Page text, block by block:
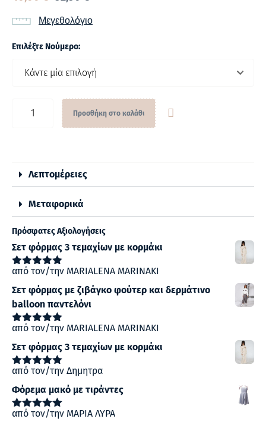
Μεγεθολόγιο
Επιλέξτε Νούμερο:
Προσθήκη στο καλάθι
Λεπτομέρειες
Μεταφορικά
Πρόσφατες Αξιολογήσεις
Σετ φόρμας 3 τεμαχίων με κορμάκι
Βαθμολογήθηκε
από 5
από τον/την MARIALENA MARINAKI
Σετ φόρμας με ζιβάγκο φούτερ και δερμάτινο
balloon παντελόνι
Βαθμολογήθηκε
από 5
από τον/την MARIALENA MARINAKI
Σετ φόρμας 3 τεμαχίων με κορμάκι
Βαθμολογήθηκε
με
από τον/την Δημητρα
Φόρεμα μακό με τιράντες
Βαθμολογήθηκε
από τον/την ΜΑΡΙΑ ΛΥΡΑ